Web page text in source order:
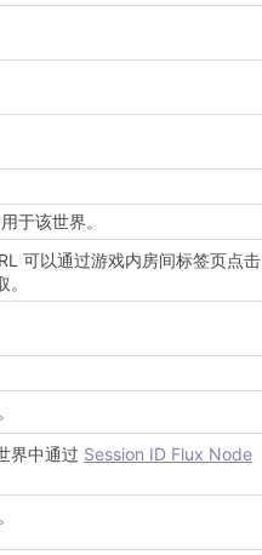
于该世界。
可以通过游戏内房间标签页点击
界中通过 Session ID Flux Node